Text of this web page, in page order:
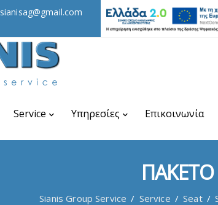
sianisag@gmail.com
Service Υπηρεσίες Επικοινωνία
ΠΑΚΕΤΟ
Sianis Group Service / Service / Seat /